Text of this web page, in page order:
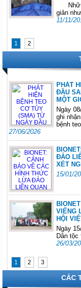
giản
11/11/
1 2
PHÁT
ĐẦU
MỘT
Ngày
ghi
bệnh
27/06/2026
ĐẢO
XÉT
15/01/
VIẾNG
HỘI
Ngày
Dân
26/03/
1 2 3
CÁC